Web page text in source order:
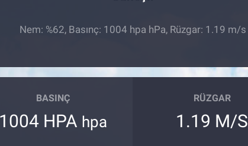
Nem: %62, Basınç: 1004 hpa hPa, Rüzgar: 1.19 m/s
BASINÇ
1004 HPA hpa
RÜZGAR
1.19 M/S